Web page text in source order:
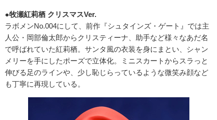
●牧瀬紅莉栖 クリスマスVer.
ラボメンNo.004にして、前作『シュタインズ・ゲート』では主
人公・岡部倫太郎からクリスティーナ、助手など様々なあだ名
で呼ばれていた紅莉栖。サンタ風の衣装を身にまとい、シャン
メリーを手にしたポーズで立体化。ミニスカートからスラっと
伸びる足のラインや、少し恥じらっているような微笑み顔など
も丁寧に再現している。